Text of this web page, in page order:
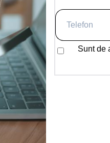
Sunt de